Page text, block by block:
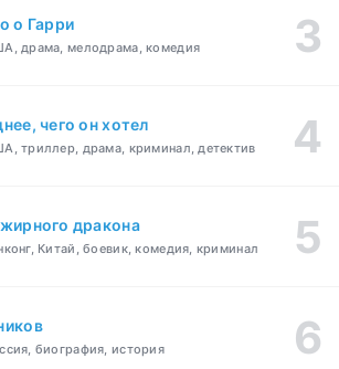
о Гарри
драма, мелодрама, комедия
чего он хотел
триллер, драма, криминал, детектив
дракона
Китай, боевик, комедия, криминал
биография, история